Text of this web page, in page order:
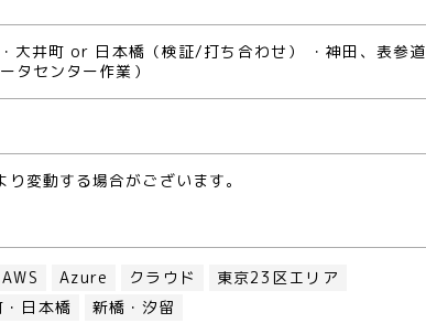
大井町 or 日本橋（検証/打ち合わせ） ・神田、表参道
タセンター作業）
変動する場合がございます。
AWS Azure クラウド
東京23区エリア
日本橋 新橋・汐留